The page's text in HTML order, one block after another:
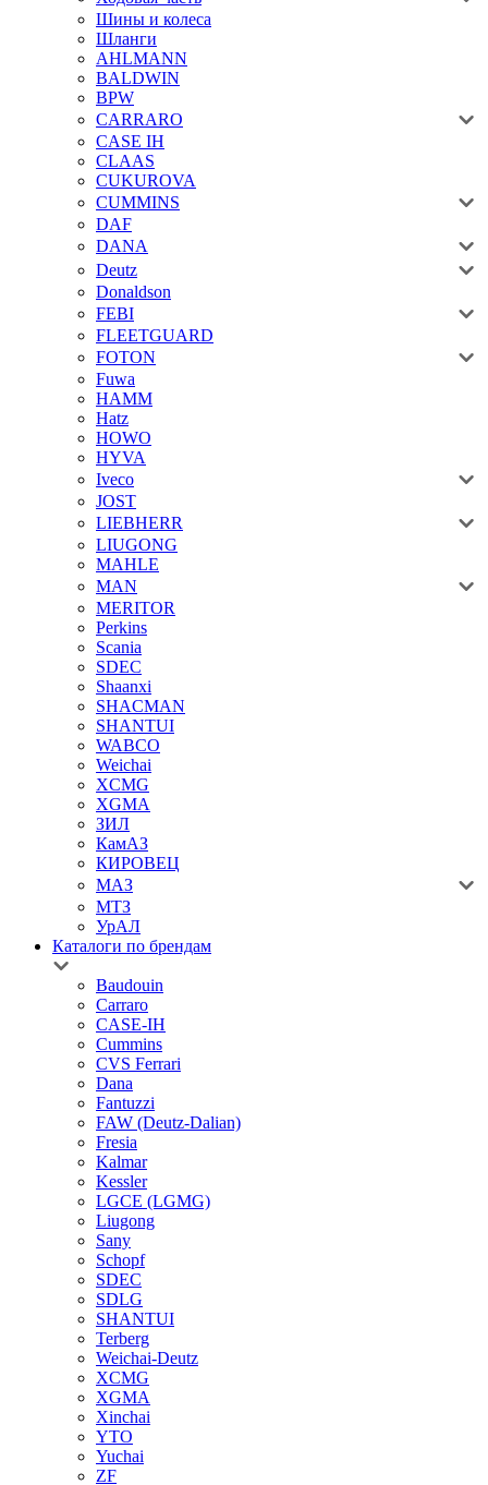
Шины и колеса
Шланги
AHLMANN
BALDWIN
BPW
CARRARO
CASE IH
CLAAS
CUKUROVA
CUMMINS
DAF
DANA
Deutz
Donaldson
FEBI
FLEETGUARD
FOTON
Fuwa
HAMM
Hatz
HOWO
HYVA
Iveco
JOST
LIEBHERR
LIUGONG
MAHLE
MAN
MERITOR
Perkins
Scania
SDEC
Shaanxi
SHACMAN
SHANTUI
WABCO
Weichai
XCMG
XGMA
ЗИЛ
КамАЗ
КИРОВЕЦ
МАЗ
МТЗ
УрАЛ
Каталоги по брендам
Baudouin
Carraro
CASE-IH
Cummins
CVS Ferrari
Dana
Fantuzzi
FAW (Deutz-Dalian)
Fresia
Kalmar
Kessler
LGCE (LGMG)
Liugong
Sany
Schopf
SDEC
SDLG
SHANTUI
Terberg
Weichai-Deutz
XCMG
XGMA
Xinchai
YTO
Yuchai
ZF